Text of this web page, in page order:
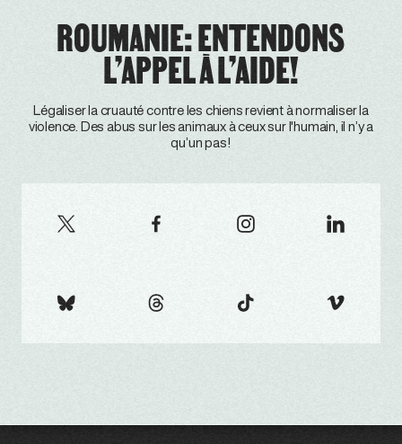
ROUMANIE: ENTENDONS
L’APPEL À L’AIDE!
Légaliser la cruauté contre les chiens revient à normaliser la
violence. Des abus sur les animaux à ceux sur l'humain, il n’y a
qu’un pas!